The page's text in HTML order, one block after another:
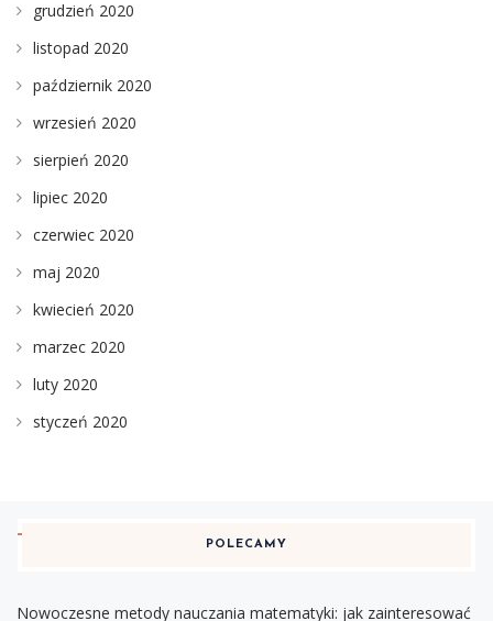
grudzień 2020
listopad 2020
październik 2020
wrzesień 2020
sierpień 2020
lipiec 2020
czerwiec 2020
maj 2020
kwiecień 2020
marzec 2020
luty 2020
styczeń 2020
POLECAMY
Nowoczesne metody nauczania matematyki: jak zainteresować